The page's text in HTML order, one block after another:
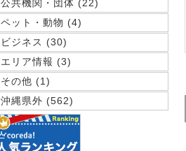
公共機関・団体 (22)
ペット・動物 (4)
ビジネス (30)
エリア情報 (3)
その他 (1)
沖縄県外 (562)